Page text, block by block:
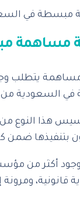
في
مساهمة
يتطلب وجود
السعودية
هذا النوع من
بتنفيذها
وجود أكثر من
قانونية،